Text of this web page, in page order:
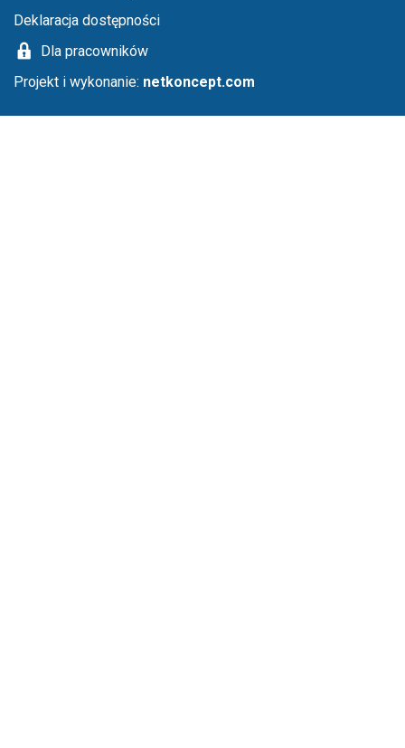
Deklaracja dostępności
Dla pracowników
Projekt i wykonanie: netkoncept.com